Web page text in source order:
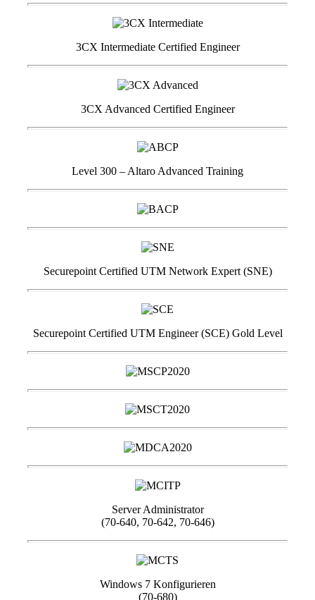
3CX Intermediate Certified Engineer
3CX Advanced Certified Engineer
Level 300 – Altaro Advanced Training
Securepoint Certified UTM Network Expert (SNE)
Securepoint Certified UTM Engineer (SCE) Gold Level
Server Administrator
(70-640, 70-642, 70-646)
Windows 7 Konfigurieren
(70-680)